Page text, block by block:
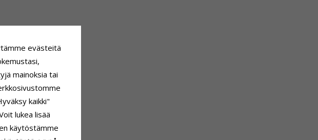
evästeitä
mainoksia tai
kaikki"
lukea lisää
käytöstämme